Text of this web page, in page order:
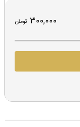
300,000 تومان